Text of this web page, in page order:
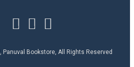
Panuval Bookstore, All Rights Reserved